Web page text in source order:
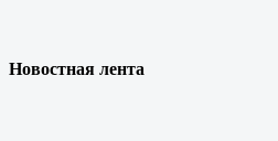
Новостная лента